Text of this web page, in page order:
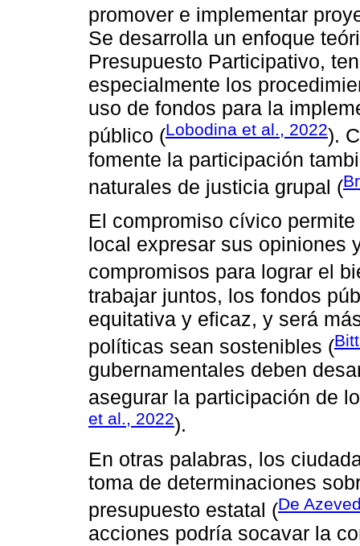
promover e implementar
Se desarrolla un enfoque
Presupuesto Participativo,
especialmente los
uso de fondos para la
público (Lobodina et al., 2022).
fomente la participación
naturales de justicia grupal (
El compromiso cívico
local expresar sus opiniones
compromisos para lograr el
trabajar juntos, los fondos
equitativa y eficaz, y será
políticas sean sostenibles (
gubernamentales deben
asegurar la participación de
et al., 2022).
En otras palabras, los
toma de determinaciones
presupuesto estatal (De
acciones podría socavar la